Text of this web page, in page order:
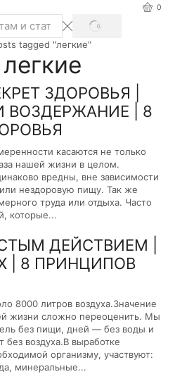
0
SEARCH
tagged "легкие"
ЗДОРОВЬЯ |
ВОЗДЕРЖАНИЕ | 8
касаются не только
нашей жизни в целом.
вредны, вне зависимости
нездоровую пищу. Так же
труда или отдыха. Часто
которые...
ДЕЙСТВИЕМ |
| 8 ПРИНЦИПОВ
8000 литров воздуха.Значение
жизни сложно переоценить. Мы
без пищи, дней — без воды и
без воздуха.В выработке
организму, участвуют:
минеральные...